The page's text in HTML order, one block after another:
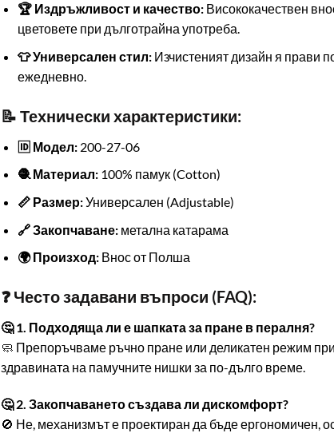
🏆 Издръжливост и качество:Висококачествен
цветовете при дълготрайна употреба.
👕 Универсален стил:Изчистеният дизайн я прави
ежедневно.
📝 Технически характеристики:
🆔 Модел:200-27-06
🧶 Материал:100% памук (Cotton)
📏 Размер:Универсален (Adjustable)
🔗 Закопчаване:метална катарама
🌍 Произход:Внос от Полша
❓ Често задавани въпроси (FAQ):
🤔 1. Подходяща ли е шапката за пране в пералня?
🧼 Препоръчваме ръчно пране или деликатен режим
здравината на памучните нишки за по-дълго време.
🤔 2. Закопчаването създава ли дискомфорт?
🚫 Не, механизмът е проектиран да бъде ергономичен,